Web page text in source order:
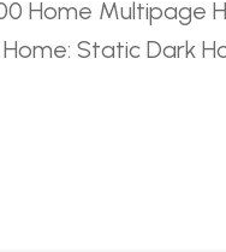
Home Multipage
Static Dark